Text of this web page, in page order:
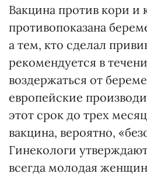
Вакцина против кори и
противопоказана
а тем, кто сделал
рекомендуется в
воздержаться от
европейские
этот срок до трех
вакцина, вероятно,
Гинекологи
всегда молодая